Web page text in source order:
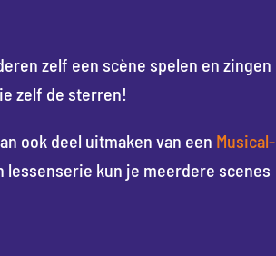
zelf een scène spelen en zingen
zelf de sterren!
ook deel uitmaken van een Musical-
kun je meerdere scenes